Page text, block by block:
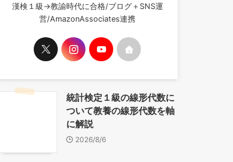
漢検１級→教諭時代に合格/ブログ＋SNS運
営/AmazonAssociates連携
統計検定１級の線形代数に
ついて教養の線形代数を軸
に解説
2026/8/6